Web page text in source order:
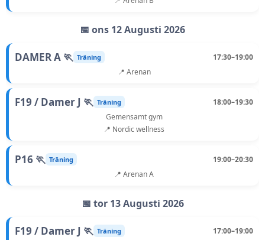
📅 ons 12 Augusti 2026
DAMER A 🏃 Träning
17:30–19:00
📍 Arenan
F19 / Damer J 🏃 Träning
18:00–19:30
Gemensamt gym
📍 Nordic wellness
P16 🏃 Träning
19:00–20:30
📍 Arenan A
📅 tor 13 Augusti 2026
F19 / Damer J 🏃 Träning
17:00–19:00